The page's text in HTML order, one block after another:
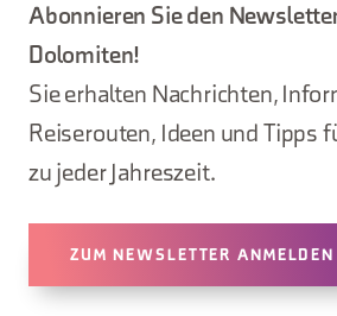
Abonnieren Sie den
Dolomiten!
Sie erhalten Nachrichten,
Reiserouten, Ideen und Tipps
zu jeder Jahreszeit.
ZUM NEWSLETTER ANMELDEN